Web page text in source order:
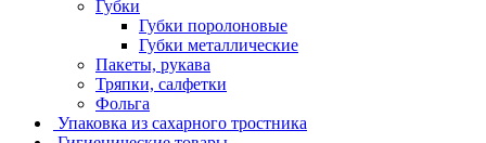
Губки
Губки поролоновые
Губки металлические
Пакеты, рукава
Тряпки, салфетки
Фольга
Упаковка из сахарного тростника